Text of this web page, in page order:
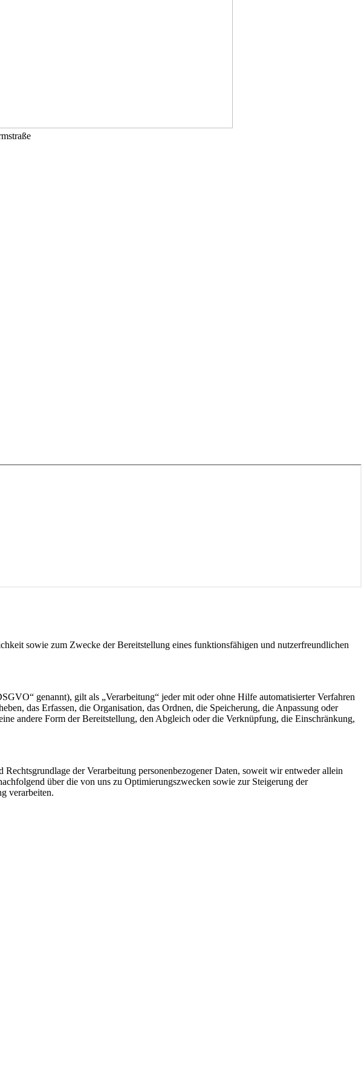
sowie zum Zwecke der Bereitstellung eines funktionsfähigen und nutzerfreundlichen
genannt), gilt als „Verarbeitung“ jeder mit oder ohne Hilfe automatisierter Verfahren
das Erfassen, die Organisation, das Ordnen, die Speicherung, die Anpassung oder
andere Form der Bereitstellung, den Abgleich oder die Verknüpfung, die Einschränkung,
der Verarbeitung personenbezogener Daten, soweit wir entweder allein
über die von uns zu Optimierungszwecken sowie zur Steigerung der
verarbeiten.